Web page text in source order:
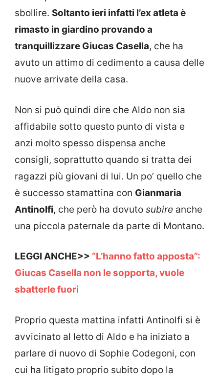
sbollire. Soltanto ieri infatti l’ex atleta è
rimasto in giardino provando a
tranquillizzare Giucas Casella, che ha
avuto un attimo di cedimento a causa delle
nuove arrivate della casa.
Non si può quindi dire che Aldo non sia
affidabile sotto questo punto di vista e
anzi molto spesso dispensa anche
consigli, soprattutto quando si tratta dei
ragazzi più giovani di lui. Un po’ quello che
è successo stamattina con Gianmaria
Antinolfi, che però ha dovuto subire anche
una piccola paternale da parte di Montano.
LEGGI ANCHE>> “L’hanno fatto apposta”:
Giucas Casella non le sopporta, vuole
sbatterle fuori
Proprio questa mattina infatti Antinolfi si è
avvicinato al letto di Aldo e ha iniziato a
parlare di nuovo di Sophie Codegoni, con
cui ha litigato proprio subito dopo la